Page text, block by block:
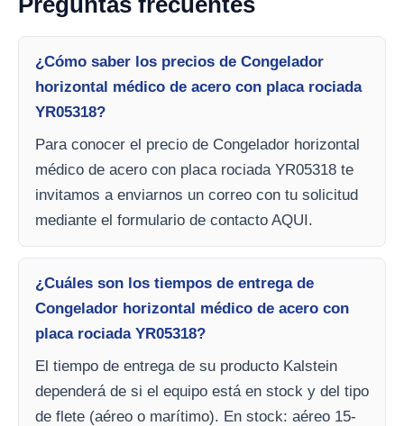
¿Cómo saber los precios de Congelador
horizontal médico de acero con placa rociada
YR05318?
Para conocer el precio de Congelador horizontal
médico de acero con placa rociada YR05318 te
invitamos a enviarnos un correo con tu solicitud
mediante el formulario de contacto AQUI.
¿Cuáles son los tiempos de entrega de
Congelador horizontal médico de acero con
placa rociada YR05318?
El tiempo de entrega de su producto Kalstein
dependerá de si el equipo está en stock y del tipo
de flete (aéreo o marítimo). En stock: aéreo 15-